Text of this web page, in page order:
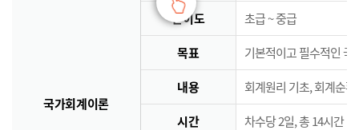
국가회계이론
난이도 초급 ~ 중급
목표 기본적이고 필수적인 국
내용 회계원리 기초, 회계순
시간 차수당 2일, 총 14시간